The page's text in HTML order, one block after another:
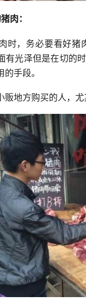
肉：
时，务必要看好
有光泽但是在切的
手段。
地方购买的人，尤